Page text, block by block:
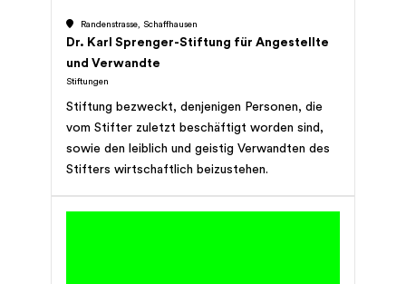
Randenstrasse, Schaffhausen
Dr. Karl Sprenger-Stiftung für Angestellte
und Verwandte
Stiftungen
Stiftung bezweckt, denjenigen Personen, die
vom Stifter zuletzt beschäftigt worden sind,
sowie den leiblich und geistig Verwandten des
Stifters wirtschaftlich beizustehen.